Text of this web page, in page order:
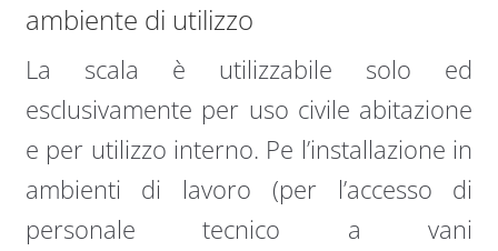
ambiente di utilizzo
La scala è utilizzabile solo ed
esclusivamente per uso civile abitazione
e per utilizzo interno. Pe l’installazione in
ambienti di lavoro (per l’accesso di
personale tecnico a vani